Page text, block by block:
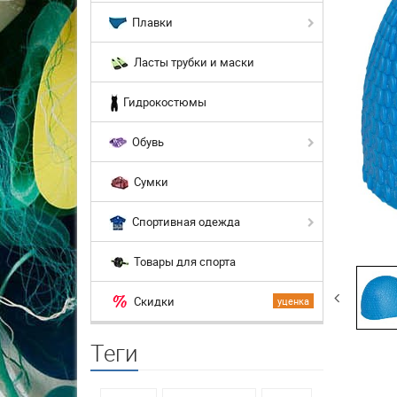
Плавки
Ласты трубки и маски
Гидрокостюмы
Обувь
Сумки
Спортивная одежда
Товары для спорта
уценка
Скидки
Теги